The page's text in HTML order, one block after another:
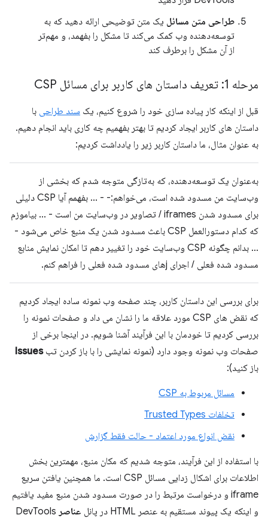
طراحی متن مسائل یک متن توضیحی ارائه دهید که به
توسعه‌دهنده وب کمک می‌کند تا مشکل را بفهمد، و مهم‌تر
از آن مشکل را برطرف کند
مرحله 1: تعریف داستان های کاربر برای مسائل CSP
قبل از اینکه کار پیاده سازی خود را شروع کنیم، یک سند طراحی با
داستان های کاربر ایجاد کردیم تا بهتر بفهمیم چه کاری باید انجام دهیم.
به عنوان مثال، ما داستان کاربر زیر را یادداشت کردیم:
به‌عنوان یک توسعه‌دهنده، که به‌تازگی متوجه شدم که بخشی از
وب‌سایت من مسدود شده است، می‌خواهم:- - ... بفهمم آیا CSP دلیلی
برای مسدود شدن iframes / تصاویر در وب‌سایت من است - ... بیاموزم
که کدام دستورالعمل CSP باعث مسدود شدن یک منبع خاص می‌شود -
... بدانم چگونه CSP وب‌سایت خود را تغییر دهم تا امکان نمایش منابع
مسدود شده فعلی / اجرای j‌های مسدود شده فعلی را فراهم کنم.
برای بررسی این داستان کاربر، چند صفحه وب نمونه ساده ایجاد کردیم
که نقض های CSP مورد علاقه ما را نشان می داد و صفحات نمونه را
بررسی کردیم تا خودمان با این فرآیند آشنا شویم. در اینجا برخی از
صفحات وب نمونه وجود دارد (نمونه نمایشی را با باز کردن تبIssues
باز کنید):
مسائل مربوط به CSP
تخلفات Trusted Types
نقض انواع مورد اعتماد - حالت فقط گزارش
با استفاده از این فرآیند، متوجه شدیم که مکان منبع، مهمترین بخش
اطلاعات برای اشکال زدایی مسائل CSP است. ما همچنین یافتن سریع
iframe و درخواست مرتبط را در صورت مسدود شدن منبع مفید یافتیم
و اینکه یک پیوند مستقیم به عنصر HTML در پانل
عناصر DevTools